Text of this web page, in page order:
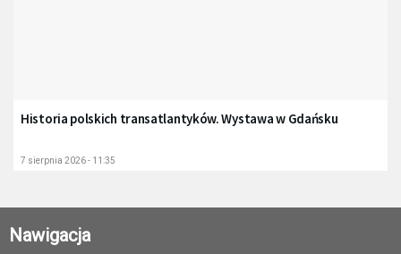
Historia polskich transatlantyków. Wystawa w Gdańsku
7 sierpnia 2026 - 11:35
Nawigacja